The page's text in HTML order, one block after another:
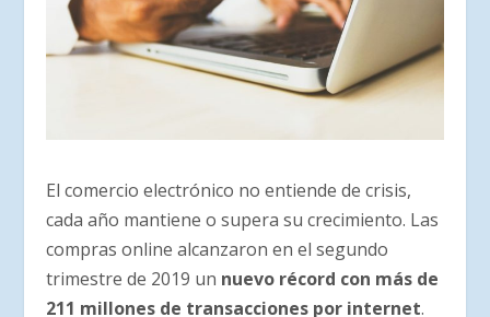
El comercio electrónico no entiende de crisis,
cada año mantiene o supera su crecimiento. Las
compras online alcanzaron en el segundo
trimestre de 2019 un nuevo récord con más de
211 millones de transacciones por internet.